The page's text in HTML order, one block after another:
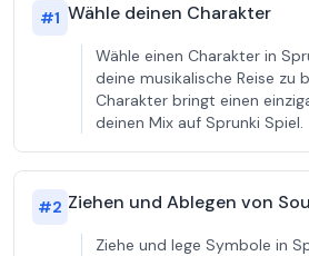
#1 Wähle deinen Charakter
Wähle einen Charakter in
deine musikalische Reise zu
Charakter bringt einen
deinen Mix auf Sprunki Spiel.
#2 Ziehen und Ablegen von
Ziehe und lege Symbole in